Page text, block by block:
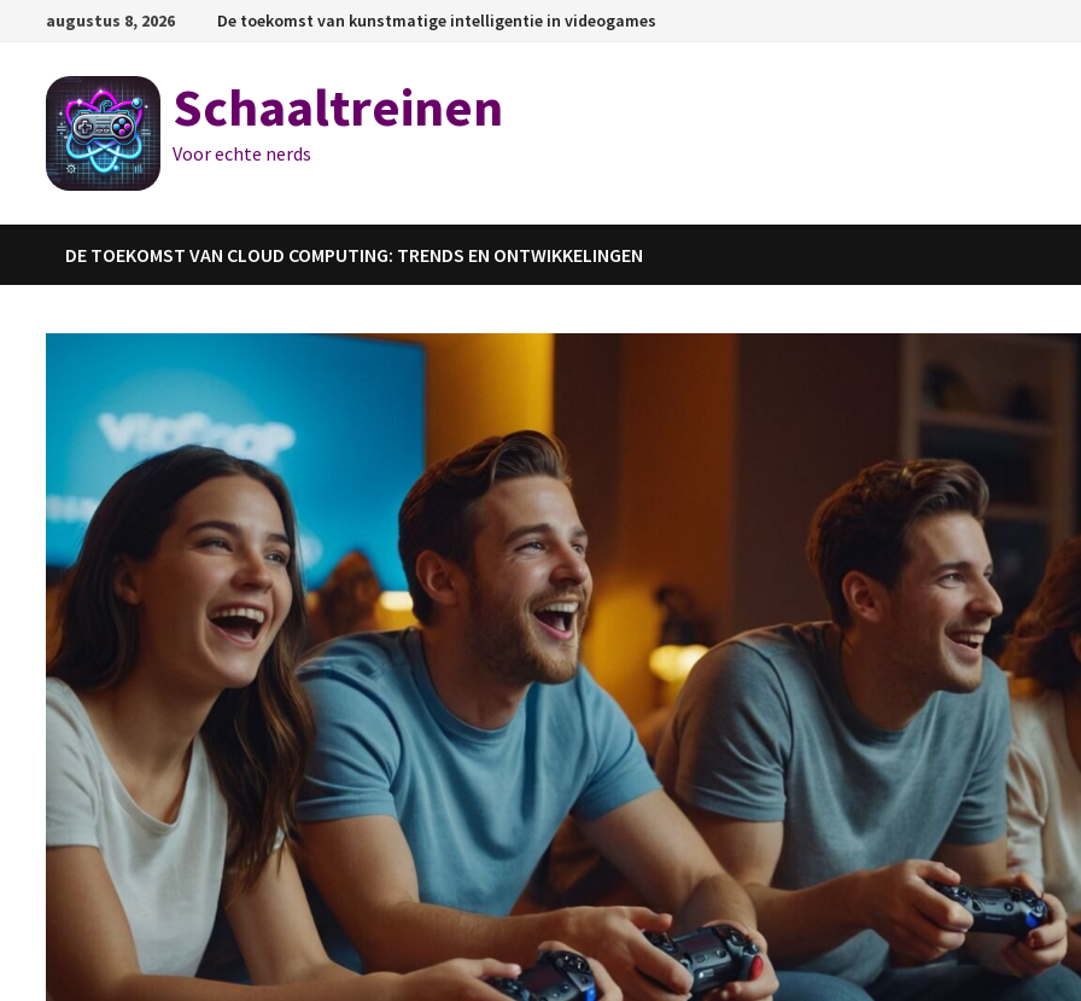
inhoud
augustus 8, 2026 De toekomst van kunstmatige intelligentie in videogames
Schaaltreinen
Voor echte nerds
DE TOEKOMST VAN CLOUD COMPUTING: TRENDS EN ONTWIKKELINGEN